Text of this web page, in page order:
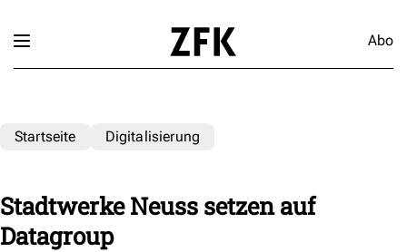
Abo
Startseite Digitalisierung
Stadtwerke Neuss setzen auf
Datagroup